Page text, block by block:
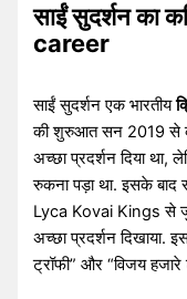
साईं सुदर्शन का
career
साईं सुदर्शन एक भारतीय
की शुरुआत सन 2019 से
अच्छा प्रदर्शन दिया था,
रुकना पड़ा था. इसके
Lyca Kovai Kings से
अच्छा प्रदर्शन दिखाया.
ट्रॉफी” और “विजय हजारे